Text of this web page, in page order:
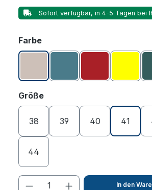
Sofort verfügbar, in 4-5 Tagen bei
Farbeauswählen
Größeauswählen
38 39 40 41
44
In den